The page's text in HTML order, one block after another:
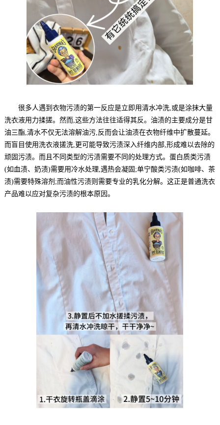
很多人遇到衣物污渍的第一反应是立即用清水冲洗,或是涂抹大量
洗衣液用力揉搓。然而,这些方法往往适得其反。油渍的主要成分是甘
油三酯,清水不仅无法溶解油污,反而会让油渍在衣物纤维中扩散蔓延。
而盲目使用洗衣液搓洗,更可能导致污渍深入纤维内部,形成难以去除的
顽固污渍。而且不同类型的污渍需要不同的处理方式。蛋白质类污渍
(如血渍、奶渍)需要用冷水处理,遇热会凝固;单宁酸类污渍(如咖啡、茶
渍)需要特殊溶剂;而油性污渍则需要专业的乳化分解。这正是普通洗衣
产品难以应对复杂污渍的根本原因。